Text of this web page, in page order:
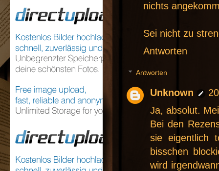
nichts
Sei nicht zu
Antworten
Antworten
Unknown
Ja, absolut.
Bei den
sie eigentlich
bisschen
wird